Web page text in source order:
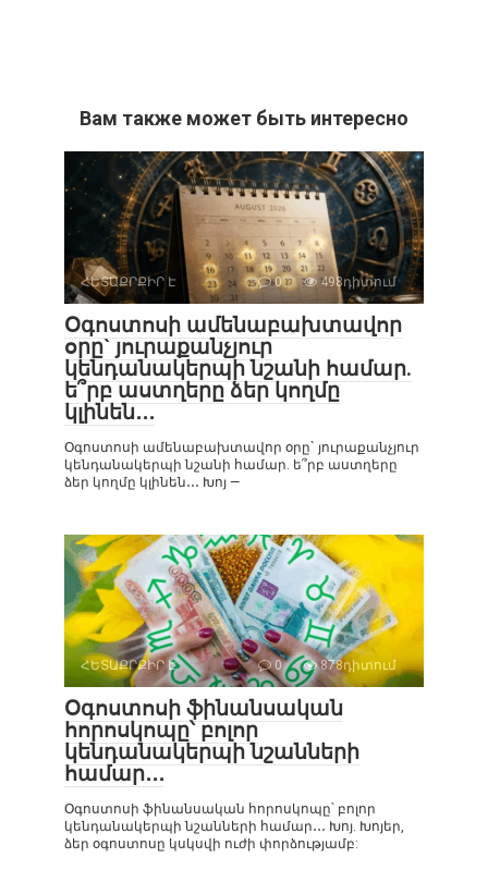
Вам также может быть интересно
ՀԵՏԱՔՐՔԻՐ Է 0 498դիտում
Օգոստոսի ամենաբախտավոր
օրը` յուրաքանչյուր
կենդանակերպի նշանի համար.
ե՞րբ աստղերը ձեր կողմը
կլինեն․․․
Օգոստոսի ամենաբախտավոր օրը` յուրաքանչյուր
կենդանակերպի նշանի համար. ե՞րբ աստղերը
ձեր կողմը կլինեն․․․ Խոյ —
ՀԵՏԱՔՐՔԻՐ Է 0 878դիտում
Օգոստոսի ֆինանսական
հորոսկոպը՝ բոլոր
կենդանակերպի նշանների
համար․․․
Օգոստոսի ֆինանսական հորոսկոպը՝ բոլոր
կենդանակերպի նշանների համար․․․ Խոյ. Խոյեր,
ձեր օգոստոսը կսկսվի ուժի փորձությամբ: